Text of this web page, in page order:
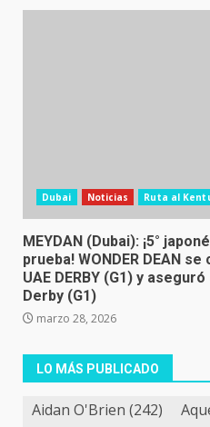
Dubai Noticias Ruta al
MEYDAN (Dubai): ¡5°
prueba! WONDER DEAN
UAE DERBY (G1) y
Derby (G1)
marzo 28, 2026
LO MÁS PUBLICADO
Aidan O'Brien (242)